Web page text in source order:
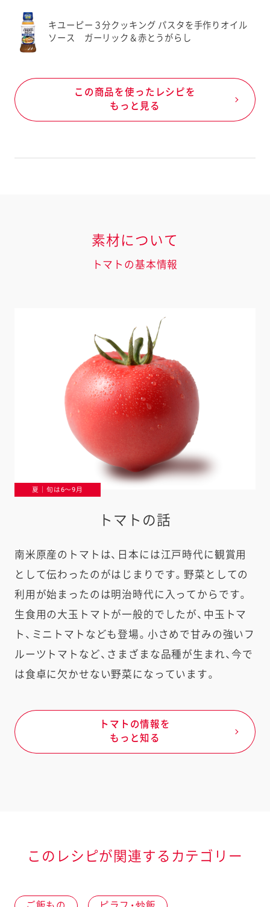
キユーピー３分クッキング パスタを手作りオイル
ソース ガーリック＆赤とうがらし
この商品を使ったレシピを
もっと見る
素材について
トマトの基本情報
夏｜旬は6〜9月
トマトの話
南米原産のトマトは、日本には江戸時代に観賞用
として伝わったのがはじまりです。野菜としての
利用が始まったのは明治時代に入ってからです。
生食用の大玉トマトが一般的でしたが、中玉トマ
ト、ミニトマトなども登場。小さめで甘みの強いフ
ルーツトマトなど、さまざまな品種が生まれ、今で
は食卓に欠かせない野菜になっています。
トマトの情報を
もっと知る
このレシピが関連するカテゴリー